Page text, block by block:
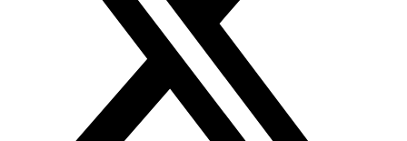
نحو فهم أعمق للإسلام في عصر الالتباس